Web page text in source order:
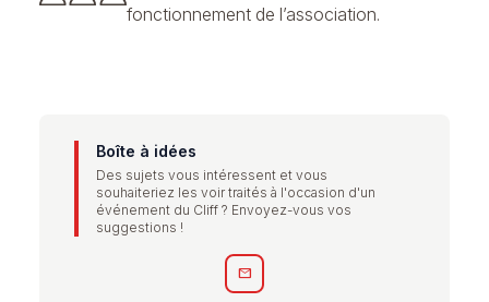
fonctionnement de l’association.
Boîte à idées
Des sujets vous intéressent et vous
souhaiteriez les voir traités à l'occasion d'un
événement du Cliff ? Envoyez-vous vos
suggestions !
mail